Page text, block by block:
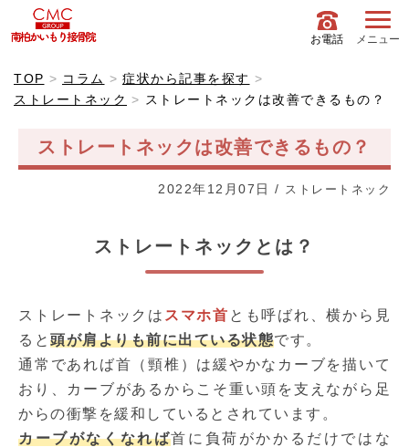
お電話 メニュー
TOP コラム
症状から記事を探す
ストレートネック
ストレートネックは改善できるもの？
ストレートネックは改善できるもの？
2022年12月07日 / ストレートネック
ストレートネックとは？
ストレートネックは スマホ首 とも呼ばれ、横から見
ると 頭が肩よりも前に出ている状態です。
通常であれば首（頸椎）は緩やかなカーブを描いて
おり、カーブがあるからこそ重い頭を支えながら足
からの衝撃を緩和しているとされています。
カーブがなくなれば首に負荷がかかるだけではな